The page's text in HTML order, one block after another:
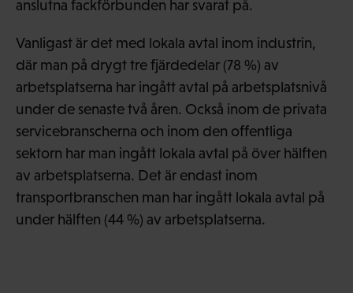
anslutna fackförbunden har svarat på.
Vanligast är det med lokala avtal inom industrin,
där man på drygt tre fjärdedelar (78 %) av
arbetsplatserna har ingått avtal på arbetsplatsnivå
under de senaste två åren. Också inom de privata
servicebranscherna och inom den offentliga
sektorn har man ingått lokala avtal på över hälften
av arbetsplatserna. Det är endast inom
transportbranschen man har ingått lokala avtal på
under hälften (44 %) av arbetsplatserna.